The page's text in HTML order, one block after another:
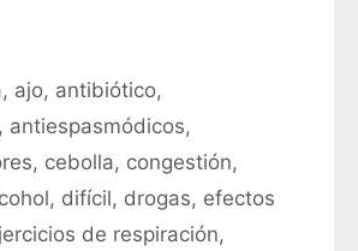
, ajo, antibiótico,
, antiespasmódicos,
, cebolla, congestión,
, difícil, drogas, efectos
de respiración,